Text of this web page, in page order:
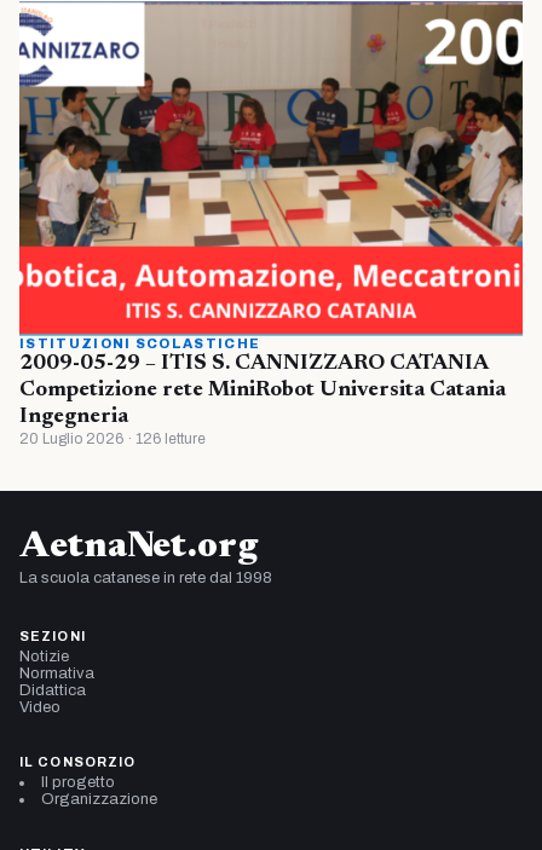
ISTITUZIONI SCOLASTICHE
2009-05-29 – ITIS S. CANNIZZARO CATANIA
Competizione rete MiniRobot Universita Catania
Ingegneria
20 Luglio 2026 · 126 letture
AetnaNet.org
La scuola catanese in rete dal 1998
SEZIONI
Notizie
Normativa
Didattica
Video
IL CONSORZIO
Il progetto
Organizzazione